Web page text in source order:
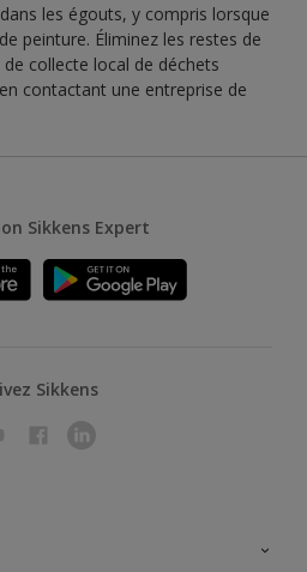
les égouts, y compris lorsque
peinture. Éliminez les restes de
collecte local de déchets
contactant une entreprise de
Sikkens Expert
Sikkens